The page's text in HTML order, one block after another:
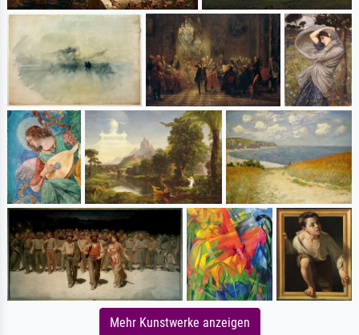
Mehr Kunstwerke anzeigen